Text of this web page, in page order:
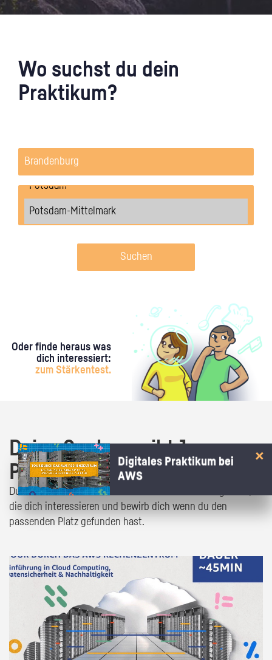
Wo suchst du dein
Praktikum?
Suchen
Oder finde heraus was
dich interessiert:
zum Stärkentest.
Deine Suche ergibt 1
Praktikumsangebot!
Du bist fast da! Klick dich durch die Praktikumsangebote,
die dich interessieren und bewirb dich wenn du den
passenden Platz gefunden hast.
Digitales Praktikum bei
AWS